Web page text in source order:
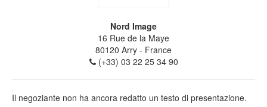
Nord Image
16 Rue de la Maye
80120 Arry - France
(+33) 03 22 25 34 90
Il negoziante non ha ancora redatto un testo di presentazione.